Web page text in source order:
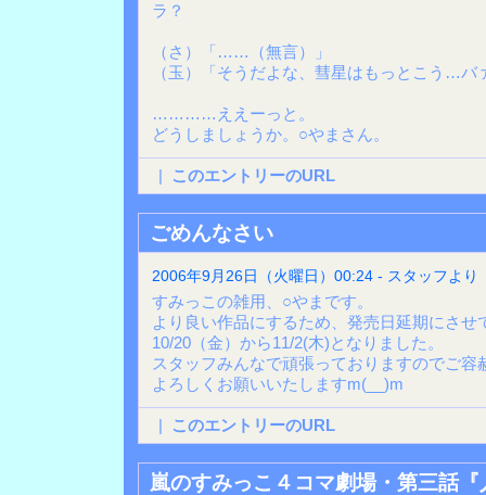
ラ？
（さ）「……（無言）」
（玉）「そうだよな、彗星はもっとこう…
…………ええーっと。
どうしましょうか。○やまさん。
| このエントリーのURL
ごめんなさい
2006年9月26日（火曜日）00:24 - スタッフより
すみっこの雑用、○やまです。
より良い作品にするため、発売日延期にさせ
10/20（金）から11/2(木)となりました。
スタッフみんなで頑張っておりますのでご容
よろしくお願いいたしますm(__)m
| このエントリーのURL
嵐のすみっこ４コマ劇場・第三話